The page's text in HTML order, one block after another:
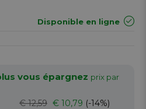
Disponible en ligne
vous épargnez prix par
€ 12,59 € 10,79 (-14%)